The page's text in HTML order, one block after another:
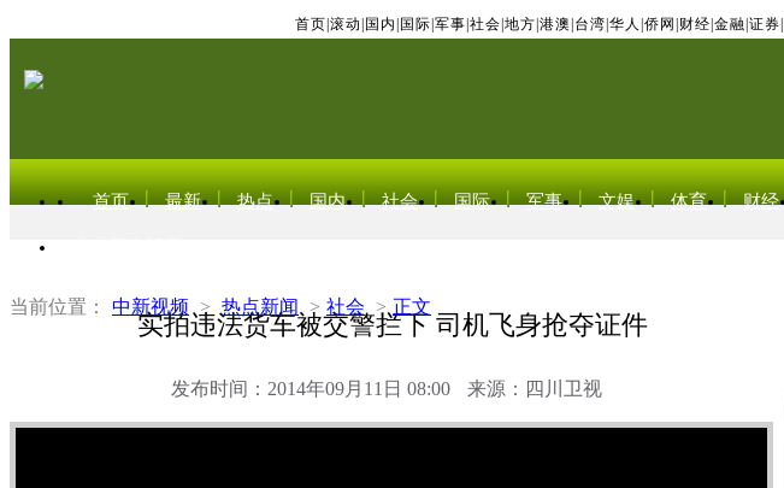
首页 滚动 国内 国际 军事 社会 地方 港澳 台湾 华人 侨网 财经 金融 证券
首页 最新 热点 国内 社会 国际 军事 文娱 体育 财经
当前位置： 中新视频 > 热点新闻 > 社会 > 正文
实拍违法货车被交警拦下 司机飞身抢夺证件
发布时间：2014年09月11日 08:00 来源：四川卫视